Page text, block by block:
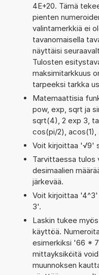
4E+20. Tämä
pienten
valintamerkkiä ei
tavanomaisella
näyttäisi
Tulosten
maksimitarkkuus
tarpeeksi tarkka
Matemaattisia
pow, exp, sqrt ja
sqrt(4), 2 exp 3,
cos(pi/2),
Voit kirjoittaa '√9'
Tarvittaessa tulos
desimaalien
järkevää.
Voit kirjoittaa
3'.
Laskin tukee
käyttöä.
esimerkiksi '66 *
mittayksiköitä
muunnoksen